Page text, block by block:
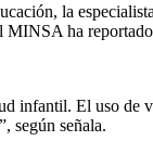
la
ha
infantil. El uso de
según señala.